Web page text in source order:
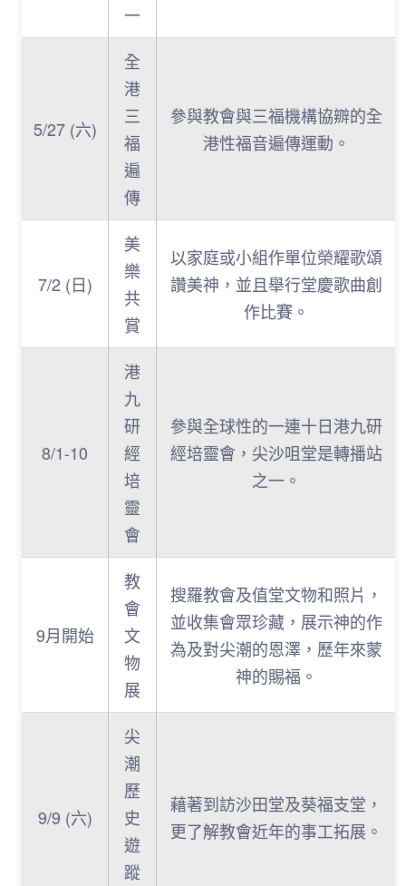
一
5/27 (六)
全
港
三
福
遍
傳
參與教會與三福機構協辧的全
港性福音遍傳運動。
7/2 (日)
美
樂
共
賞
以家庭或小組作單位榮耀歌頌
讚美神，並且舉行堂慶歌曲創
作比賽。
8/1-10
港
九
研
經
培
靈
會
參與全球性的一連十日港九研
經培靈會，尖沙咀堂是轉播站
之一。
9月開始
教
會
文
物
展
搜羅教會及值堂文物和照片，
並收集會眾珍藏，展示神的作
為及對尖潮的恩澤，歷年來蒙
神的賜福。
9/9 (六)
尖
潮
歷
史
遊
蹤
藉著到訪沙田堂及葵福支堂，
更了解教會近年的事工拓展。